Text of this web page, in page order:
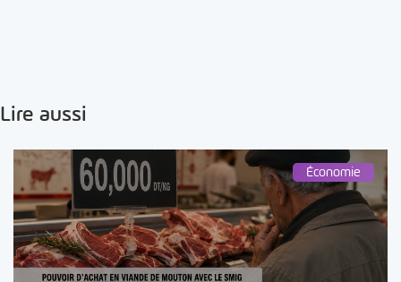
Lire aussi
Économie